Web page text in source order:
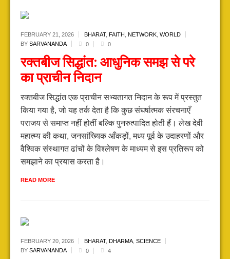
FEBRUARY 21, 2026 BHARAT, FAITH NETWORK WORLD
BY SARVANANDA 0 0
रक्तबीज सिद्धांत: आधुनिक समझ से परे
का प्राचीन निदान
रक्तबीज सिद्धांत एक प्राचीन सभ्यतागत निदान के रूप में प्रस्तुत
किया गया है, जो यह तर्क देता है कि कुछ संघर्षात्मक संरचनाएँ
पराजय से समाप्त नहीं होतीं बल्कि पुनरुत्पादित होती हैं। लेख देवी
महात्म्य की कथा, जनसांख्यिक आँकड़ों, मध्य पूर्व के उदाहरणों और
वैश्विक संस्थागत ढांचों के विश्लेषण के माध्यम से इस प्रतिरूप को
समझाने का प्रयास करता है।
READ MORE
FEBRUARY 20, 2026 BHARAT, DHARMA SCIENCE
BY SARVANANDA 0 4